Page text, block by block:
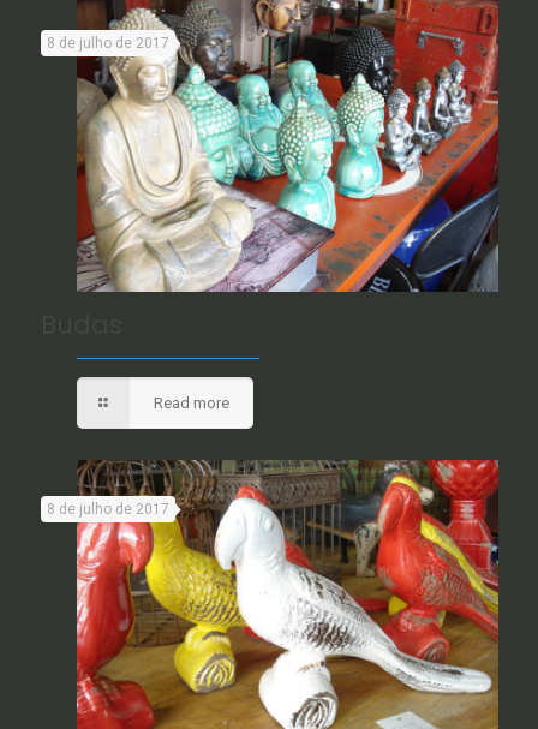
8 de julho de 2017
Read more
8 de julho de 2017